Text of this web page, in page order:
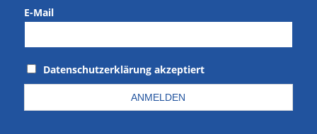
E-Mail
Datenschutzerklärung akzeptiert